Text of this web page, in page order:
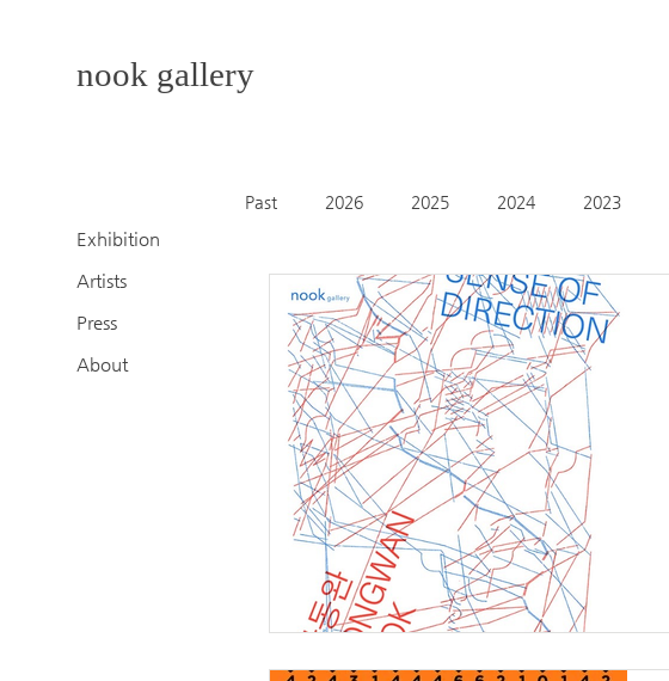
Exhibition
Artists
Press
About
nook gallery
Past 2026 2025 2024 2023
2014 2013